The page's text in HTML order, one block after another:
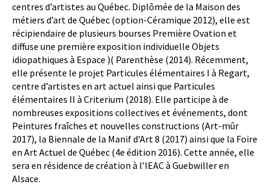
centres d’artistes au Québec. Diplômée de la Maison des
métiers d’art de Québec (option-Céramique 2012), elle est
récipiendaire de plusieurs bourses Première Ovation et
diffuse une première exposition individuelle Objets
idiopathiques à Espace )( Parenthèse (2014). Récemment,
elle présente le projet Particules élémentaires I à Regart,
centre d’artistes en art actuel ainsi que Particules
élémentaires II à Criterium (2018). Elle participe à de
nombreuses expositions collectives et événements, dont
Peintures fraîches et nouvelles constructions (Art-mûr
2017), la Biennale de la Manif d’Art 8 (2017) ainsi que la Foire
en Art Actuel de Québec (4e édition 2016). Cette année, elle
sera en résidence de création à l’IEAC à Guebwiller en
Alsace.